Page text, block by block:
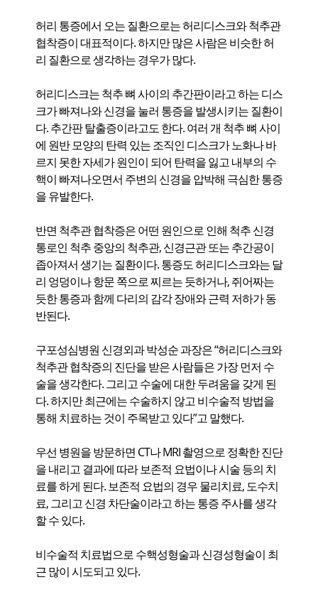
허리 통증에서 오는 질환으로는 허리디스크와 척추관
협착증이 대표적이다. 하지만 많은 사람은 비슷한 허
리 질환으로 생각하는 경우가 많다.
허리디스크는 척추 뼈 사이의 추간판이라고 하는 디스
크가 빠져나와 신경을 눌러 통증을 발생시키는 질환이
다. 추간판 탈출증이라고도 한다. 여러 개 척추 뼈 사이
에 원반 모양의 탄력 있는 조직인 디스크가 노화나 바
르지 못한 자세가 원인이 되어 탄력을 잃고 내부의 수
핵이 빠져나오면서 주변의 신경을 압박해 극심한 통증
을 유발한다.
반면 척추관 협착증은 어떤 원인으로 인해 척추 신경
통로인 척추 중앙의 척추관, 신경근관 또는 추간공이
좁아져서 생기는 질환이다. 통증도 허리디스크와는 달
리 엉덩이나 항문 쪽으로 찌르는 듯하거나, 쥐어짜는
듯한 통증과 함께 다리의 감각 장애와 근력 저하가 동
반된다.
구포성심병원 신경외과 박성순 과장은 “허리디스크와
척추관 협착증의 진단을 받은 사람들은 가장 먼저 수
술을 생각한다. 그리고 수술에 대한 두려움을 갖게 된
다. 하지만 최근에는 수술하지 않고 비수술적 방법을
통해 치료하는 것이 주목받고 있다”고 말했다.
우선 병원을 방문하면 CT나 MRI 촬영으로 정확한 진단
을 내리고 결과에 따라 보존적 요법이나 시술 등의 치
료를 하게 된다. 보존적 요법의 경우 물리치료, 도수치
료, 그리고 신경 차단술이라고 하는 통증 주사를 생각
할 수 있다.
비수술적 치료법으로 수핵성형술과 신경성형술이 최
근 많이 시도되고 있다.